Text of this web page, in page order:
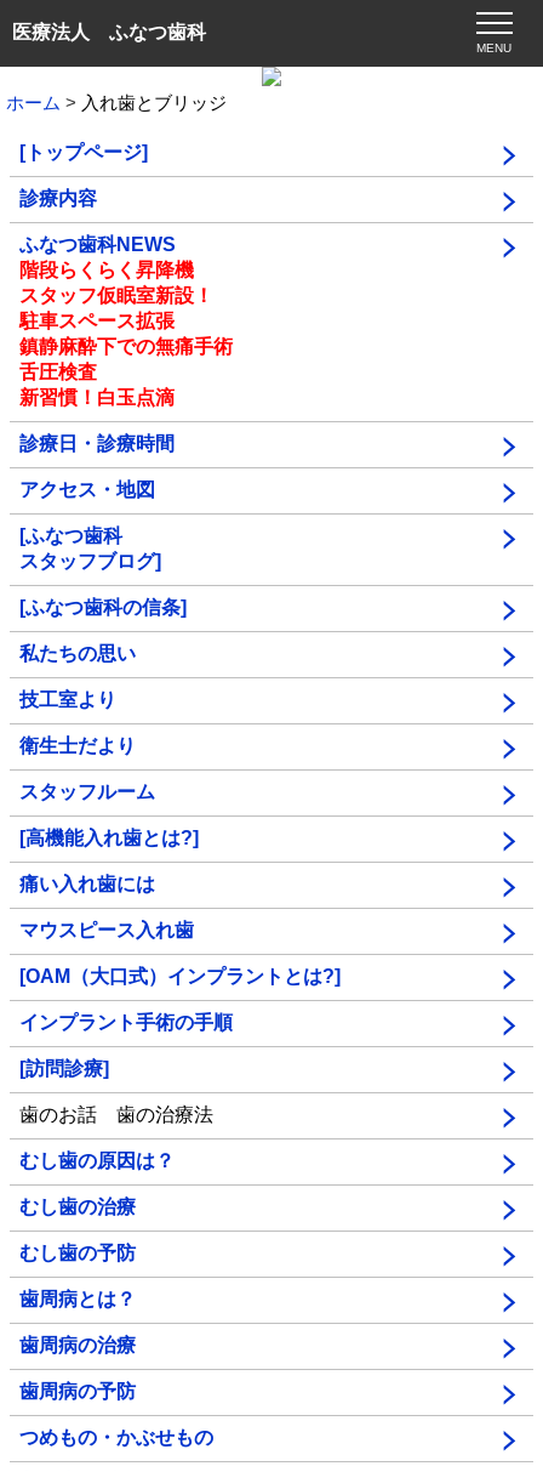
医療法人 ふなつ歯科
MENU
ホーム 入れ歯とブリッジ
[トップページ]
診療内容
ふなつ歯科NEWS
階段らくらく昇降機
スタッフ仮眠室新設！
駐車スペース拡張
鎮静麻酔下での無痛手術
舌圧検査
新習慣！白玉点滴
診療日・診療時間
アクセス・地図
[ふなつ歯科
スタッフブログ]
[ふなつ歯科の信条]
私たちの思い
技工室より
衛生士だより
スタッフルーム
[高機能入れ歯とは?]
痛い入れ歯には
マウスピース入れ歯
[OAM（大口式）インプラントとは?]
インプラント手術の手順
[訪問診療]
歯のお話 歯の治療法
むし歯の原因は？
むし歯の治療
むし歯の予防
歯周病とは？
歯周病の治療
歯周病の予防
つめもの・かぶせもの